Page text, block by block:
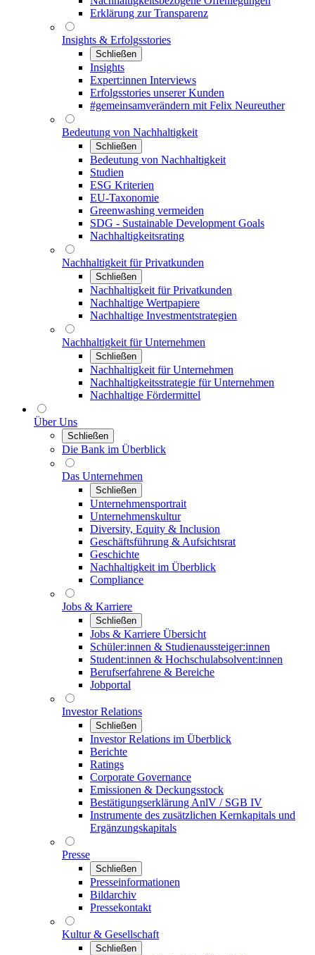
Erklärung zur Transparenz
Insights & Erfolgsstories
Schließen
Insights
Expert:innen Interviews
Erfolgsstories unserer Kunden
#gemeinsamverändern mit Felix Neureuther
Bedeutung von Nachhaltigkeit
Schließen
Bedeutung von Nachhaltigkeit
Studien
ESG Kriterien
EU-Taxonomie
Greenwashing vermeiden
SDG - Sustainable Development Goals
Nachhaltigkeitsrating
Nachhaltigkeit für Privatkunden
Schließen
Nachhaltigkeit für Privatkunden
Nachhaltige Wertpapiere
Nachhaltige Investmentstrategien
Nachhaltigkeit für Unternehmen
Schließen
Nachhaltigkeit für Unternehmen
Nachhaltigkeitsstrategie für Unternehmen
Nachhaltige Fördermittel
Über Uns
Schließen
Die Bank im Überblick
Das Unternehmen
Schließen
Unternehmensportrait
Unternehmenskultur
Diversity, Equity & Inclusion
Geschäftsführung & Aufsichtsrat
Geschichte
Nachhaltigkeit im Überblick
Compliance
Jobs & Karriere
Schließen
Jobs & Karriere Übersicht
Schüler:innen & Studienaussteiger:innen
Student:innen & Hochschulabsolvent:innen
Berufserfahrene & Bereiche
Jobportal
Investor Relations
Schließen
Investor Relations im Überblick
Berichte
Ratings
Corporate Governance
Emissionen & Deckungsstock
Bestätigungserklärung AnlV / SGB IV
Instrumente des zusätzlichen Kernkapitals und
Ergänzungskapitals
Presse
Schließen
Presseinformationen
Bildarchiv
Pressekontakt
Kultur & Gesellschaft
Schließen